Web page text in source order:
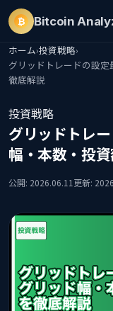
₿ Bitcoin
ホーム›投資戦略›
グリッドトレードの設
徹底解説
投資戦略
グリッドトレ
幅・本数・投
公開: 2026.06.11 更新: